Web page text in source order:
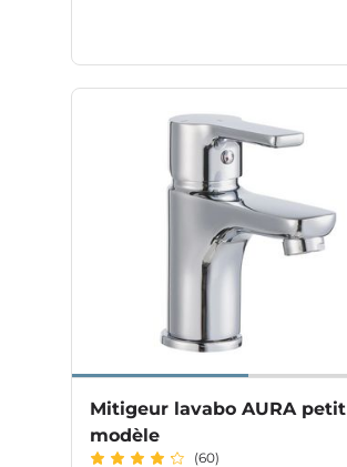
Mitigeur lavabo AURA petit
modèle
(60)